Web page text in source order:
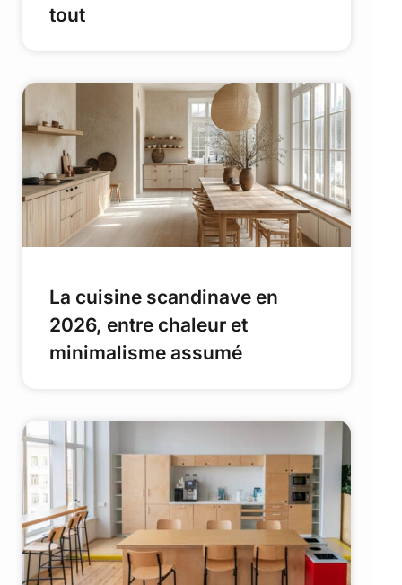
tout
La cuisine scandinave en
2026, entre chaleur et
minimalisme assumé